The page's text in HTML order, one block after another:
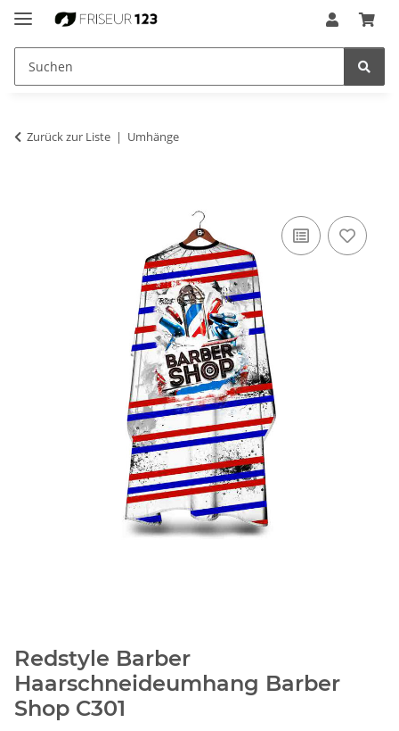
Zurück zur Liste Umhänge
Redstyle Barber
Haarschneideumhang Barber
Shop C301